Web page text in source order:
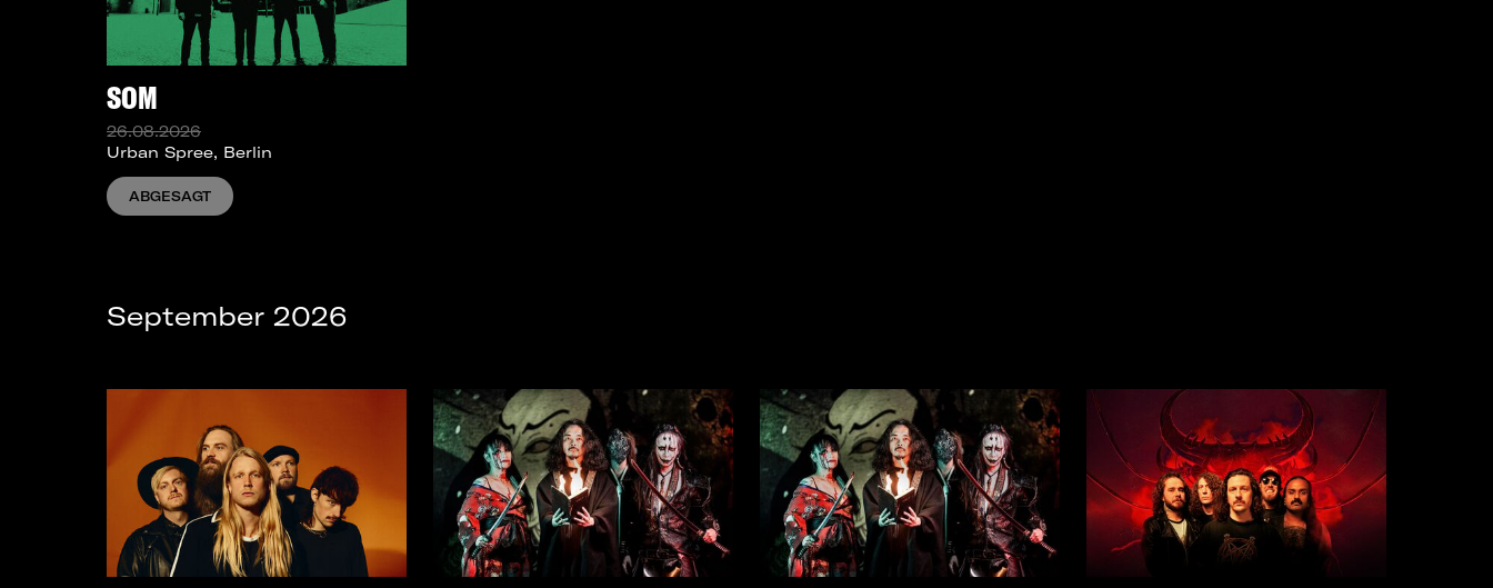
SOM
26.08.2026
Urban Spree, Berlin
ABGESAGT
September 2026